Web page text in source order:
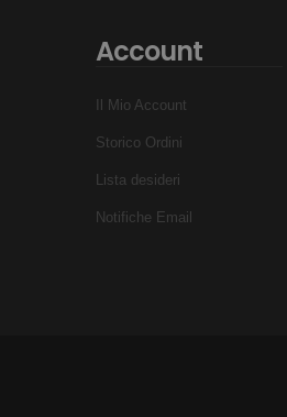
Con lo zaino Mad
Account
Il Mio Account
Storico Ordini
Lista desideri
Notifiche Email